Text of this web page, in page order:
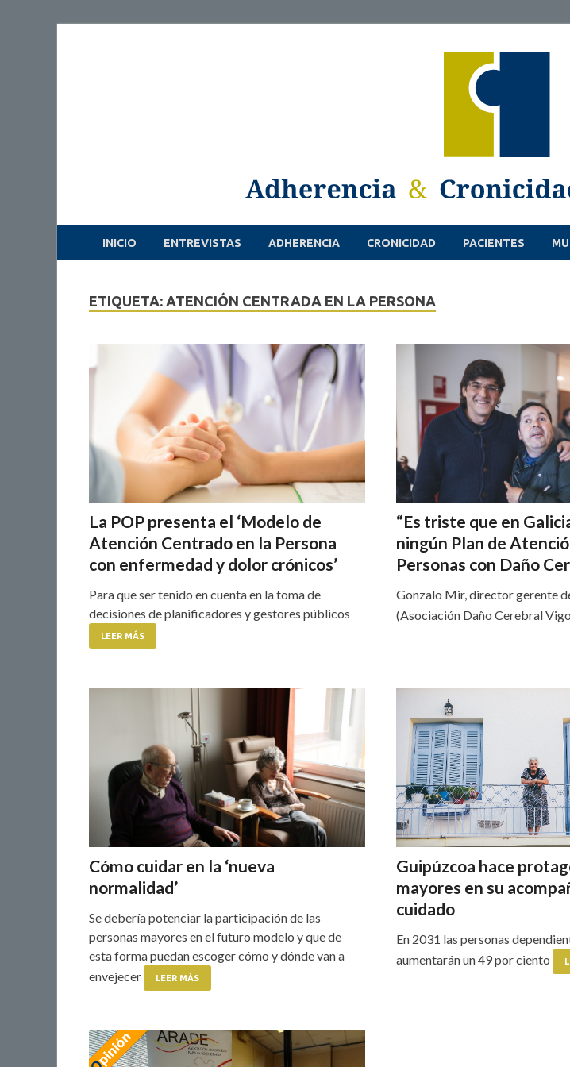
INICIO ENTREVISTAS ADHERENCIA CRONICIDAD PACIENTES
ETIQUETA: ATENCIÓN CENTRADA EN LA PERSONA
La POP presenta el ‘Modelo de
Atención Centrado en la Persona
con enfermedad y dolor crónicos’
Para que ser tenido en cuenta en la toma de
decisiones de planificadores y gestores públicos
LEER MÁS
“Es triste que en
ningún Plan de
Personas con Daño
Gonzalo Mir, director gerente
(Asociación Daño Cerebral
Cómo cuidar en la ‘nueva
normalidad’
Se debería potenciar la participación de las
personas mayores en el futuro modelo y que de
esta forma puedan escoger cómo y dónde van a
envejecer
LEER MÁS
Guipúzcoa hace
mayores en su
cuidado
En 2031 las personas
aumentarán un 49 por ciento